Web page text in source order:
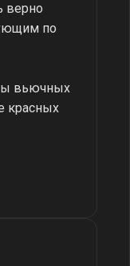
верно
по
вьючных
красных